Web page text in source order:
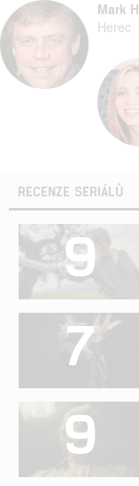
Mark
Herec
RECENZE SERIÁLŮ
9
7
9